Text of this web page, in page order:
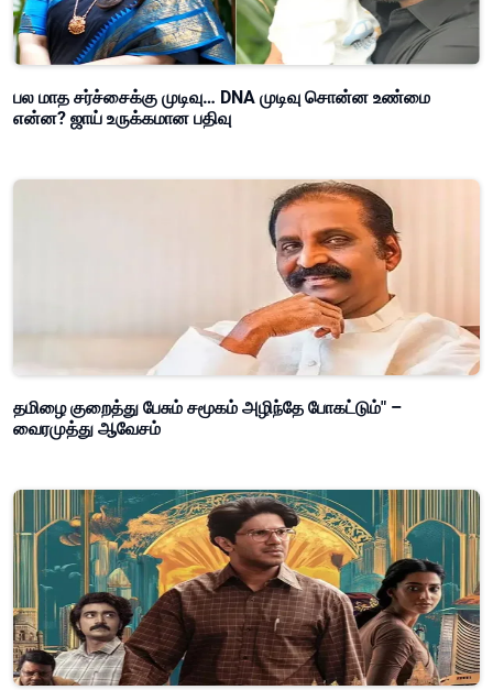
பல மாத சர்ச்சைக்கு முடிவு… DNA முடிவு சொன்ன உண்மை
என்ன? ஜாய் உருக்கமான பதிவு
தமிழை குறைத்து பேசும் சமூகம் அழிந்தே போகட்டும்" –
வைரமுத்து ஆவேசம்